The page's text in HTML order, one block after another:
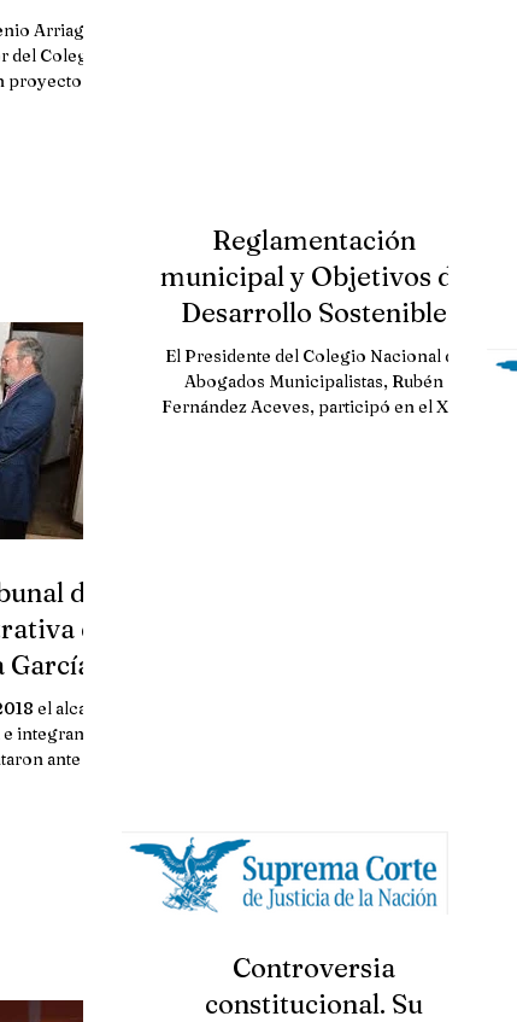
25 de
Arriaga
del Colegio
de
de
de
el alcalde
integrantes
ante el
Reglamentación
municipal y Objetivos de
Desarrollo Sostenible
El Presidente del Colegio Nacional de
Abogados Municipalistas, Rubén
Fernández Aceves, participó en el XVI
Controversia
constitucional. Su